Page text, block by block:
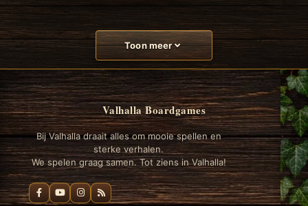
Toon meer
Valhalla Boardgames
Bij Valhalla draait alles om mooie spellen en
sterke verhalen.
We spelen graag samen. Tot ziens in Valhalla!